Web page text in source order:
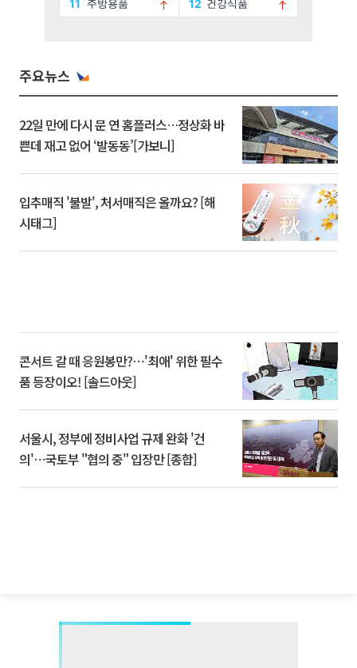
주요뉴스
22일 만에 다시 문 연 홈플러스…정상화 바
쁜데 재고 없어 ‘발동동’[가보니]
입추매직 '불발', 처서매직은 올까요? [해
시태그]
콘서트 갈 때 응원봉만?⋯'최애' 위한 필수
품 등장이오! [솔드아웃]
서울시, 정부에 정비사업 규제 완화 '건
의'⋯국토부 "협의 중" 입장만 [종합]